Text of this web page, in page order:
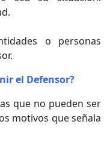
o personas
el Defensor?
que no pueden ser
motivos que señala